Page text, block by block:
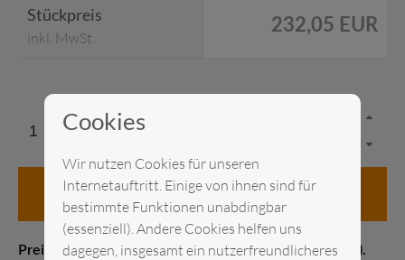
Stückpreis
inkl. MwSt.
232,05 EUR
in den Anfragekorb
Preis pro Stück Messelistenpreis (1–21 Kalendertage).
Cookies
Wir nutzen Cookies für unseren
Internetauftritt. Einige von ihnen sind für
bestimmte Funktionen unabdingbar
(essenziell). Andere Cookies helfen uns
dagegen, insgesamt ein nutzerfreundlicheres